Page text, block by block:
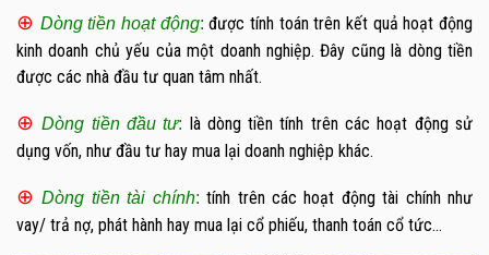
⊕ Dòng tiền hoạt động: được tính toán trên kết quả hoạt động
kinh doanh chủ yếu của một doanh nghiệp. Đây cũng là dòng tiền
được các nhà đầu tư quan tâm nhất.
⊕Dòng tiền đầu tư: là dòng tiền tính trên các hoạt động sử
dụng vốn, như đầu tư hay mua lại doanh nghiệp khác.
⊕Dòng tiền tài chính: tính trên các hoạt động tài chính như
vay/ trả nợ, phát hành hay mua lại cổ phiếu, thanh toán cổ tức…